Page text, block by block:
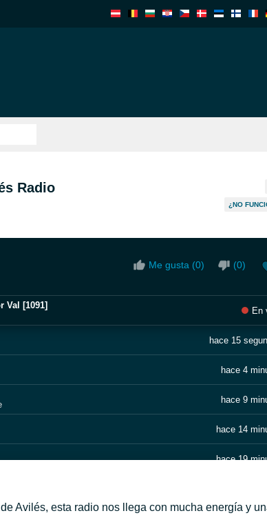
Radio
¿NO
Me gusta (0) (0)
Val [1091]
En
hace 15
hace 4
hace 9
hace 14
hace 19
Avilés, esta radio nos llega con mucha energía y